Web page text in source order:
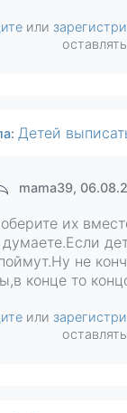
или
: Детей выписать просто, даже без их согласия, внука нет. Даже если продам дом, это самое отдаленное село в районе, не
mama39,
их
не
конце то
или